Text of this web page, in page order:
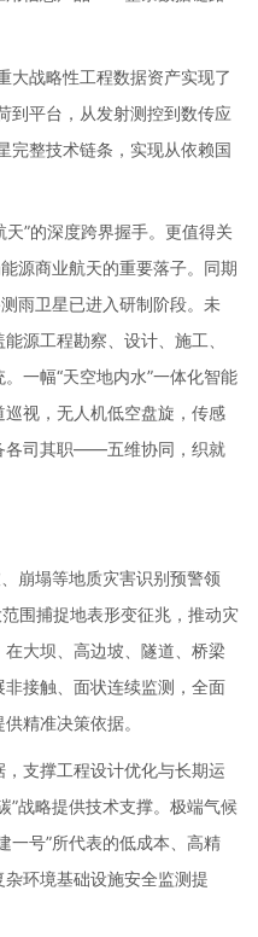
大战略性工程数据资产实现了
到平台，从发射测控到数传应
完整技术链条，实现从依赖国
天”的深度跨界握手。更值得关
源商业航天的重要落子。同期
雨卫星已进入研制阶段。未
源工程勘察、设计、施工、
一幅“天空地内水”一体化智能
视，无人机低空盘旋，传感
各司其职——五维协同，织就
崩塌等地质灾害识别预警领
围捕捉地表形变征兆，推动灾
大坝、高边坡、隧道、桥梁
接触、面状连续监测，全面
精准决策依据。
支撑工程设计优化与长期运
”战略提供技术支撑。极端气候
一号”所代表的低成本、高精
环境基础设施安全监测提